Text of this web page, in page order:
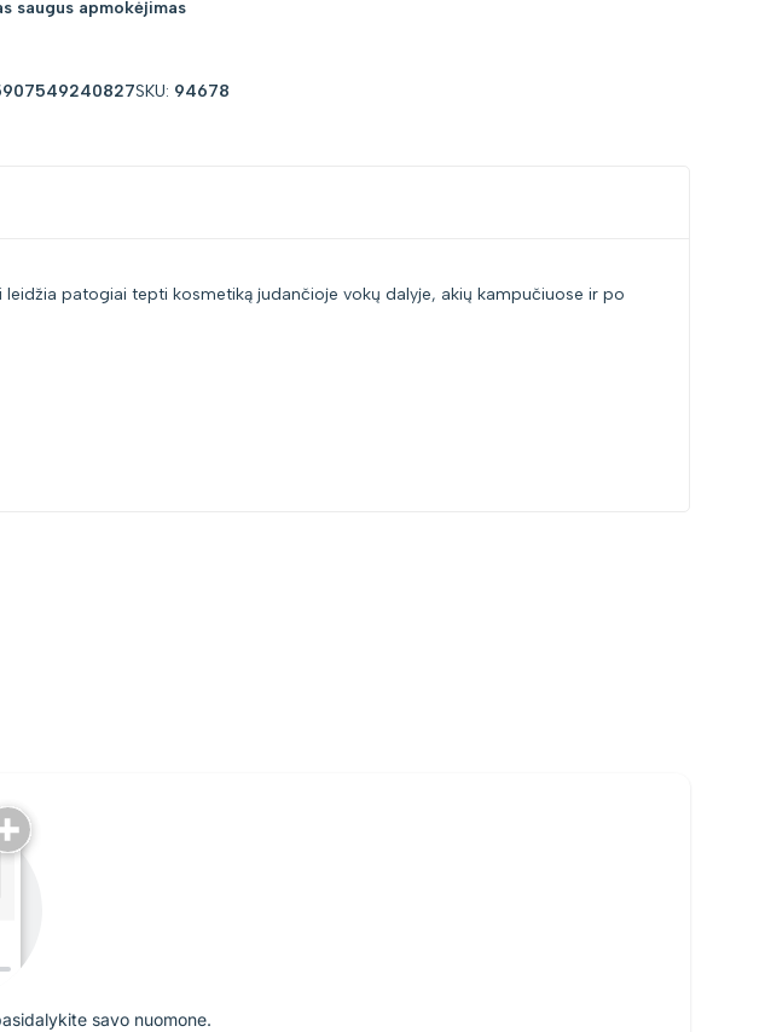
"product"
{{
saugus apmokėjimas
SKU: 94678
patogiai tepti kosmetiką judančioje vokų dalyje, akių kampučiuose ir po
savo nuomone.